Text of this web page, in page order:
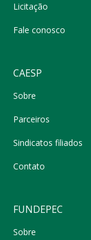
Licitação
Fale conosco
CAESP
Sobre
Parceiros
Sindicatos filiados
Contato
FUNDEPEC
Sobre